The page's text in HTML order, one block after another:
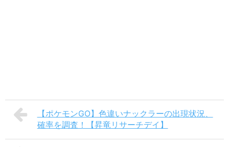
【ポケモンGO】色違いナックラーの出現状況、
確率を調査！【昇竜リサーチデイ】